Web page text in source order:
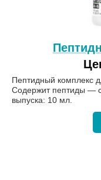
Пептидный комплекс
Содержит пептиды —
выпуска: 10 мл.